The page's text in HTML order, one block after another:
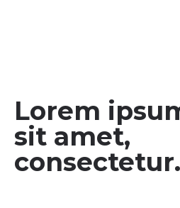
Lorem
sit amet,
consectetur.